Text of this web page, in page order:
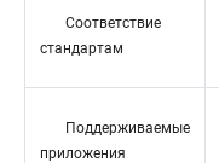
Соответствие
стандартам
Поддерживаемые
приложения